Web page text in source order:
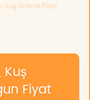
Kuş Önleme Filesi
Kuş
Fiyat